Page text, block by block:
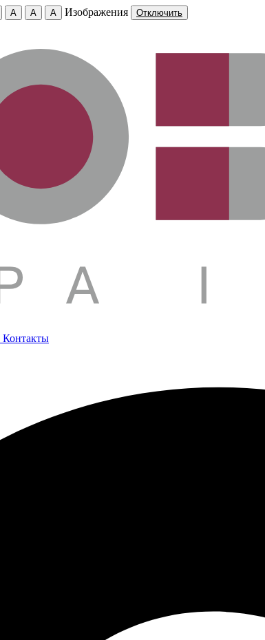
A A A Изображения Отключить
Контакты